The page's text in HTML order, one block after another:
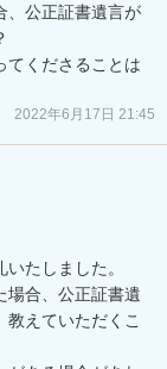
、公正証書遺言が
てくださることは
2022年6月17日 21:45
たしました。
場合、公正証書遺
えていただくこ